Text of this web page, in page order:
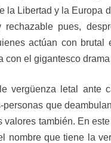
la Libertad y la Europa
rechazable pues,
actúan con brutal
con el gigantesco
vergüenza letal
personas que
valores también. En
nombre que tiene la